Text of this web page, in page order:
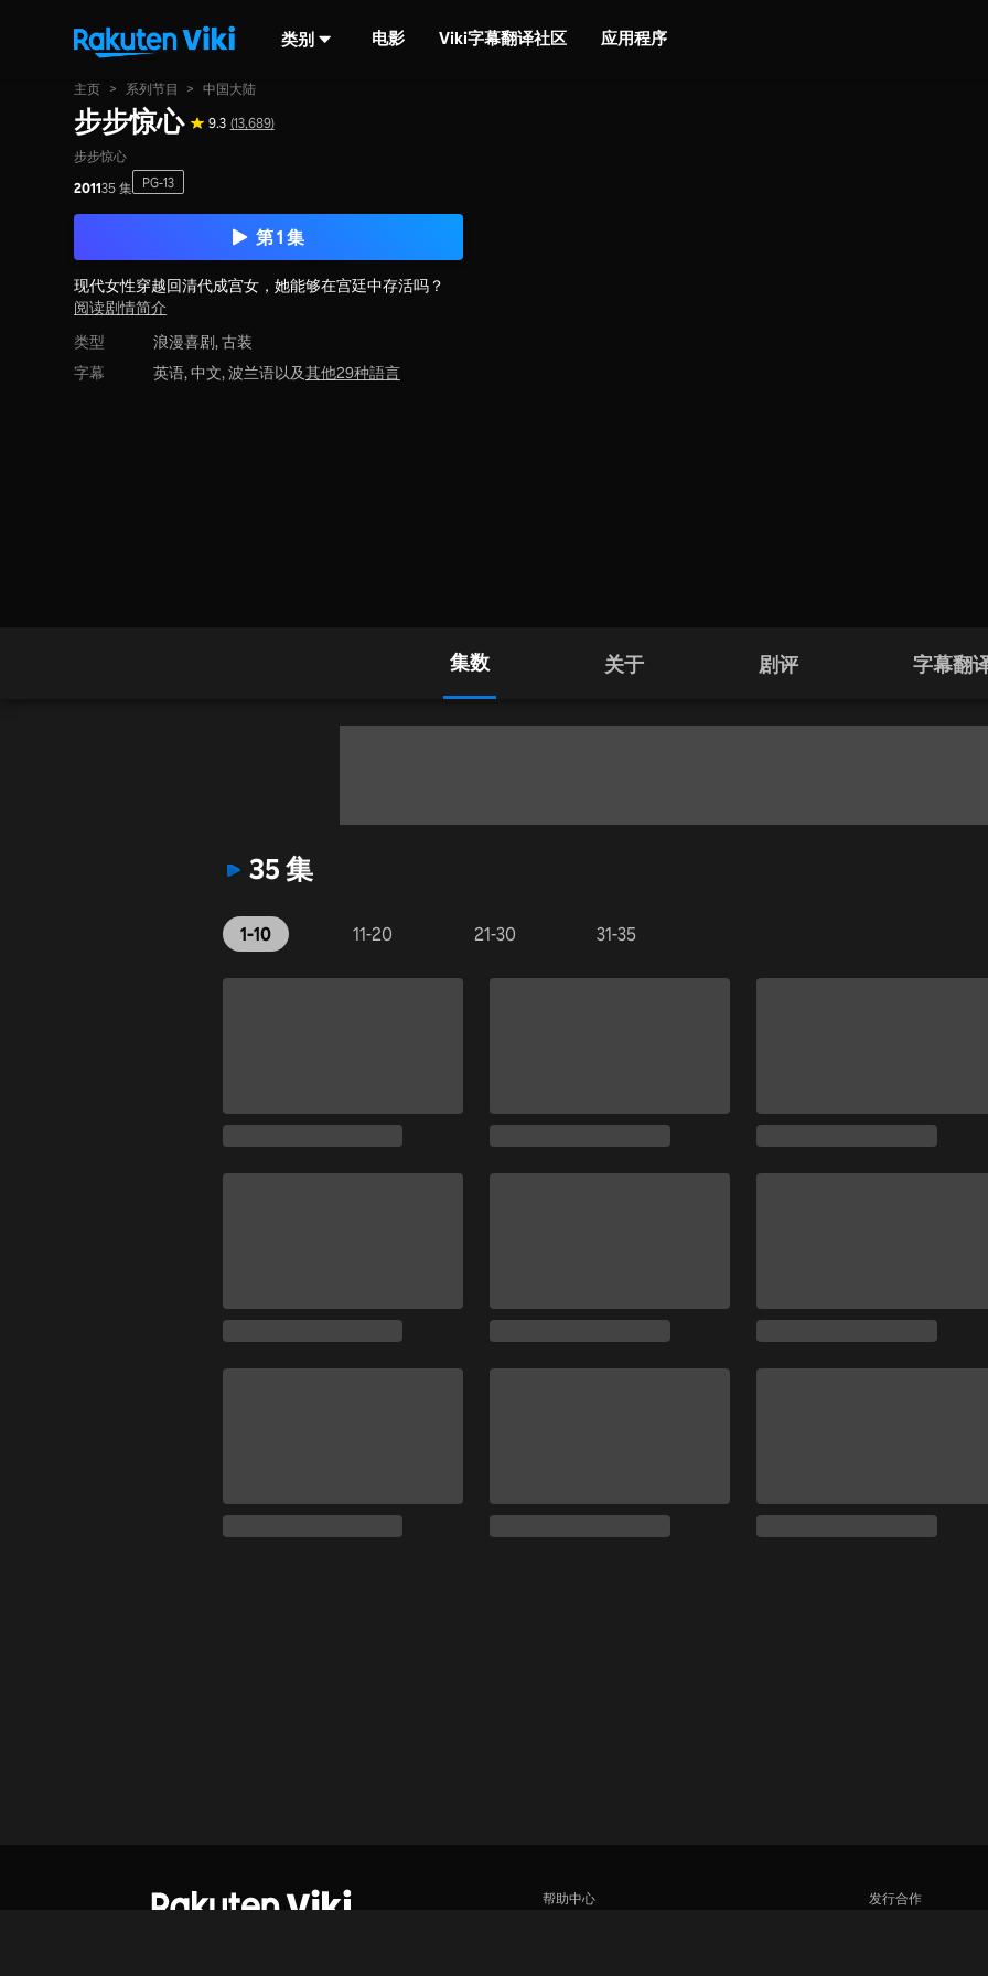
类别 电影 Viki字幕翻译社区 应用程序
主页 > 系列节目 > 中国大陆
步步惊心 9.3 (13,689)
步步惊心
201135 集 PG-13
第 1 集
现代女性穿越回清代成宫女，她能够在宫廷中存活吗？
阅读剧情简介
类型
浪漫喜剧, 古装
字幕
英语, 中文, 波兰语以及其他29种語言
集数 关于 剧评 字幕翻
35 集
1-10 11-20 21-30 31-35
帮助中心
发行合作